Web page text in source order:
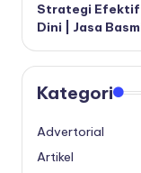
Strategi Efektif
Dini | Jasa
Kategori
Advertorial
Artikel